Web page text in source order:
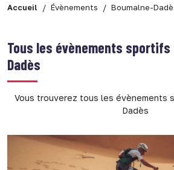
Accueil Évènements Boumalne-
Tous les évènements sportifs
Dadès
Vous trouverez tous les évènements
Dadès